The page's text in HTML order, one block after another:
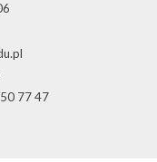
77 47